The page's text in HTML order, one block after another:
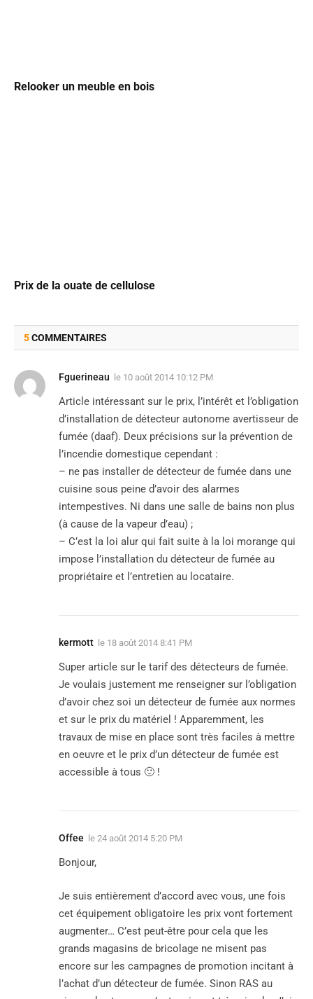
Relooker un meuble en bois
Prix de la ouate de cellulose
5COMMENTAIRES
Fguerineau le 10 août 2014 10:12 PM
Article intéressant sur le prix, l’intérêt et l’obligation
d’installation de détecteur autonome avertisseur de
fumée (daaf). Deux précisions sur la prévention de
l’incendie domestique cependant :
– ne pas installer de détecteur de fumée dans une
cuisine sous peine d’avoir des alarmes
intempestives. Ni dans une salle de bains non plus
(à cause de la vapeur d’eau) ;
– C’est la loi alur qui fait suite à la loi morange qui
impose l’installation du détecteur de fumée au
propriétaire et l’entretien au locataire.
kermott le 18 août 2014 8:41 PM
Super article sur le tarif des détecteurs de fumée.
Je voulais justement me renseigner sur l’obligation
d’avoir chez soi un détecteur de fumée aux normes
et sur le prix du matériel ! Apparemment, les
travaux de mise en place sont très faciles à mettre
en oeuvre et le prix d’un détecteur de fumée est
accessible à tous 🙂 !
Offee le 24 août 2014 5:20 PM
Bonjour,
Je suis entièrement d’accord avec vous, une fois
cet équipement obligatoire les prix vont fortement
augmenter… C’est peut-être pour cela que les
grands magasins de bricolage ne misent pas
encore sur les campagnes de promotion incitant à
l’achat d’un détecteur de fumée. Sinon RAS au